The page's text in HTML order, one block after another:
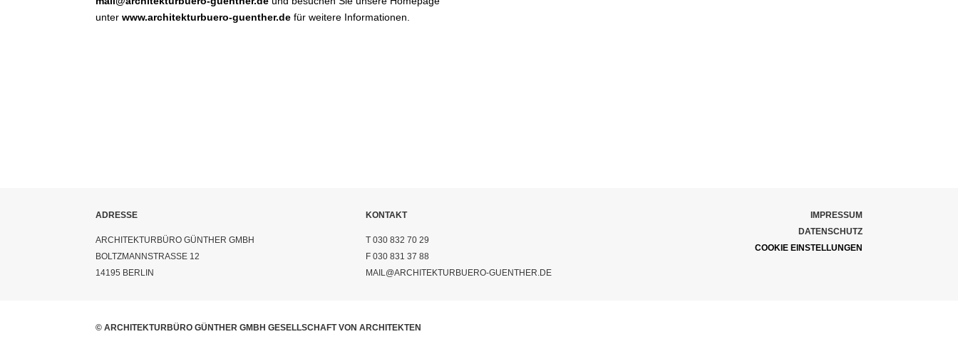
unterwww.architekturbuero-guenther.de für weitere Informationen.
ADRESSE
ARCHITEKTURBÜRO GÜNTHER GMBH
BOLTZMANNSTRASSE 12
14195 BERLIN
KONTAKT
T 030 832 70 29
F 030 831 37 88
MAIL@ARCHITEKTURBUERO-GUENTHER.DE
IMPRESSUM
DATENSCHUTZ
COOKIE EINSTELLUNGEN
© ARCHITEKTURBÜRO GÜNTHER GMBH GESELLSCHAFT VON ARCHITEKTEN